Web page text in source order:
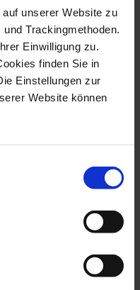
unserer Website zu
Trackingmethoden.
Einwilligung zu.
finden Sie in
Einstellungen zur
Website können
Egg, Newness, H